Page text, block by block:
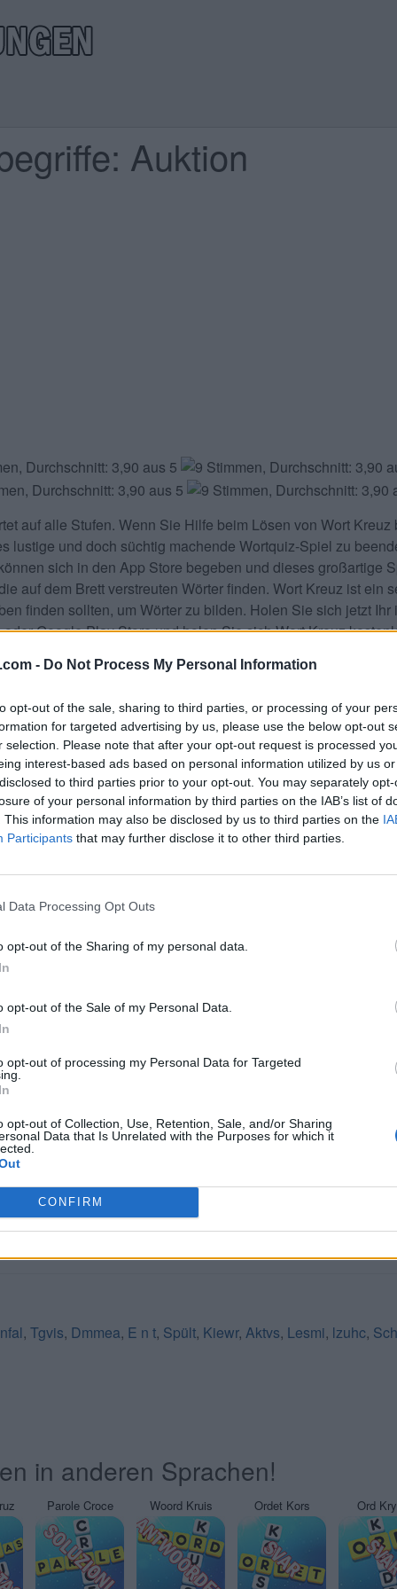
- Do Not Process My Personal Information
opt-out of the sale, sharing to third parties, or processing of your
for targeted advertising by us, please use the below opt-out
selection. Please note that after your opt-out request is processed
interest-based ads based on personal information utilized by us
to third parties prior to your opt-out. You may separately
of your personal information by third parties on the IAB’s list of
This information may also be disclosed by us to third parties on the
Participants that may further disclose it to other third parties.
Data Processing Opt Outs
opt-out of the Sharing of my personal data.
opt-out of the Sale of my Personal Data.
opt-out of processing my Personal Data for Targeted
opt-out of Collection, Use, Retention, Sale, and/or Sharing
Data that Is Unrelated with the Purposes for which it
CONFIRM
Auktion
auf alle Stufen. Wenn Sie Hilfe beim Lösen von Wort Kreuz
lustige und doch süchtig machende Wortquiz-Spiel zu
sich in den App Store begeben und dieses großartige
auf dem Brett verstreuten Wörter finden. Wort Kreuz ist ein
finden sollten, um Wörter zu bilden. Holen Sie sich jetzt
Google Play Store und holen Sie sich Wort Kreuz
Teilen und bewerten Sie das Spiel mit Ihrer Freundesliste,
Geben Sie alle
Wählen Sie Ihr Puzzle aus:
Levelnummer suchen, aber wir empfehlen Ihnen, die
, Tgvis, Dmmea, E n t, Spült, Kiewr, Aktvs, Lesmi, lzuhc,
in anderen Sprachen!
Parole Croce Woord Kruis Ordet Kors Ord